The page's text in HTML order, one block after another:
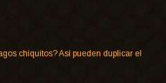
chiquitos? Así pueden duplicar el